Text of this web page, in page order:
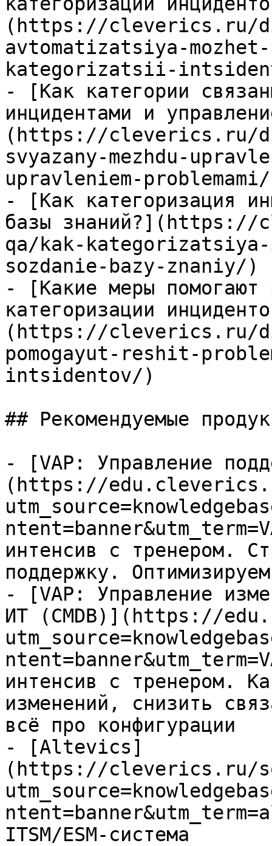
(https://cleverics.ru/
avtomatizatsiya-
kategorizatsii-
- [Как категории
инцидентами и
(https://cleverics.ru/
svyazany-mezhdu-
upravleniem-
- [Как категоризация
базы
qa/kak-
sozdanie-bazy-znaniy/)
- [Какие меры помогают
категоризации
(https://cleverics.ru/
pomogayut-reshit-
intsidentov/)
## Рекомендуемые
- [VAP: Управление
(https://
интенсив с тренером.
поддержку.
- [VAP: Управление
ИТ (CMDB)](https://
интенсив с тренером.
изменений, снизить
всё про конфигурации
- [Altevics]
(https://cleverics.ru/
ITSM/ESM-система